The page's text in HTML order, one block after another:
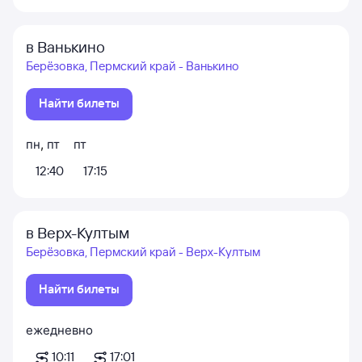
в Ванькино
Берёзовка, Пермский край - Ванькино
Найти билеты
пн, пт
12:40
пт
17:15
в Верх-Култым
Берёзовка, Пермский край - Верх-Култым
Найти билеты
ежедневно
10:11
17:01